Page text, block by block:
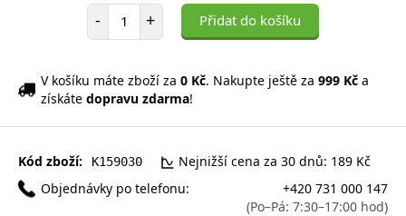
- Počet položek
+ Přidat do košíku
V košíku máte zboží za 0 Kč. Nakupte ještě za 999 Kč a
získáte dopravu zdarma!
Kód zboží: K159030
Nejnižší cena za 30 dnů: 189 Kč
Objednávky po telefonu:
+420 731 000 147
(Po–Pá: 7:30–17:00 hod)